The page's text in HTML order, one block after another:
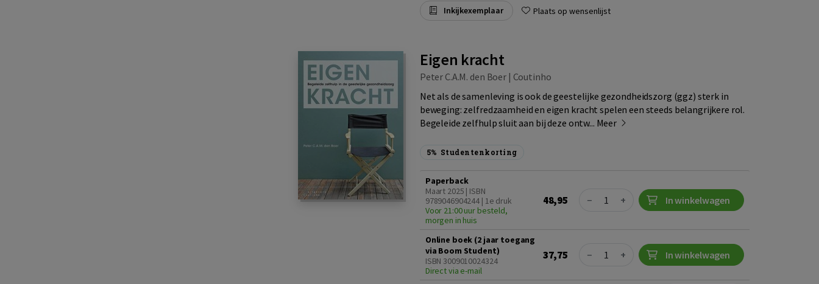
Inkijkexemplaar Plaats op wensenlijst
Eigen kracht
Peter C.A.M. den Boer | Coutinho
Net als de samenleving is ook de geestelijke gezondheidszorg (ggz) sterk in
beweging: zelfredzaamheid en eigen kracht spelen een steeds belangrijkere rol.
Begeleide zelfhulp sluit aan bij deze ontw... Meer
5% Studentenkorting
Paperback
Maart 2025 | ISBN
9789046904244 | 1e druk
Voor 21:00 uur besteld,
morgen in huis
48,95 Quantity
− + In winkelwagen
Online boek (2 jaar toegang
via Boom Student)
ISBN 3009010024324
Direct via e-mail
37,75 Quantity
− + In winkelwagen